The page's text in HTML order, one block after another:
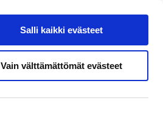
Salli kaikki evästeet
Vain välttämättömät evästeet
Hae sivustolta